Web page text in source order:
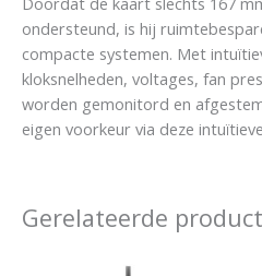
ondersteund, is hij
compacte systemen. Met
kloksnelheden, voltages, fan
worden gemonitord en
eigen voorkeur via deze
Gerelateerde